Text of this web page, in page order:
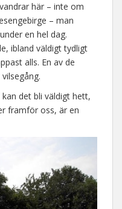
här – inte om
– man
en hel dag.
ibland väldigt tydligt
alls. En av de
det bli väldigt hett,
framför oss, är en